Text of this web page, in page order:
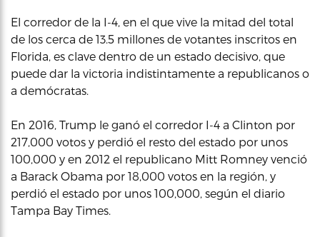
El corredor de la I-4, en el que vive la mitad del total
de los cerca de 13.5 millones de votantes inscritos en
Florida, es clave dentro de un estado decisivo, que
puede dar la victoria indistintamente a republicanos o
a demócratas.
En 2016, Trump le ganó el corredor I-4 a Clinton por
217,000 votos y perdió el resto del estado por unos
100,000 y en 2012 el republicano Mitt Romney venció
a Barack Obama por 18,000 votos en la región, y
perdió el estado por unos 100,000, según el diario
Tampa Bay Times.